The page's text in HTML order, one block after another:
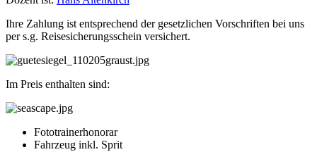
Ihre Zahlung ist entsprechend der gesetzlichen Vorschriften bei uns
per s.g. Reisesicherungsschein versichert.
Im Preis enthalten sind:
Fototrainerhonorar
Fahrzeug inkl. Sprit